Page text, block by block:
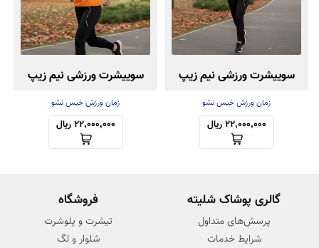
سوییشرت ورزشی نیم زیپ
فینگردار
زمان ورزش خیس نشو
22,000,000 ریال
سوییشرت ورزشی نیم زیپ
فینگردار
زمان ورزش خیس نشو
22,000,000 ریال
گالری پوشاک شلیته
پرسش‌های متداول
شرایط خدمات
فروشگاه
تیشرت و پلوشرت
شلوار و لگ